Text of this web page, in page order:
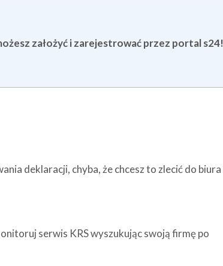
założyć i zarejestrować przez portal s24!
deklaracji, chyba, że chcesz to zlecić do biura
serwis KRS wyszukując swoją firmę po